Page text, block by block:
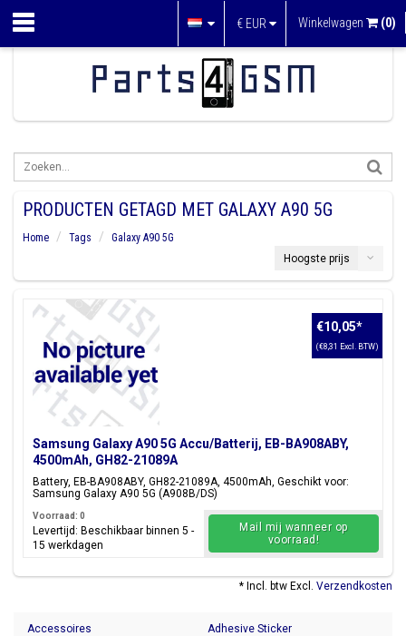
€ EUR Winkelwagen (0)
PRODUCTEN GETAGD MET GALAXY A90 5G
Home Tags
Galaxy A90 5G
Hoogste prijs
Samsung Galaxy A90 5G Accu/Batterij, EB-BA908ABY,
4500mAh, GH82-21089A
Battery, EB-BA908ABY, GH82-21089A, 4500mAh, Geschikt voor:
Samsung Galaxy A90 5G (A908B/DS)
€10,05*
(€8,31 Excl. BTW)
Voorraad: 0
Levertijd: Beschikbaar binnen 5 -
15 werkdagen
Mail mij wanneer op
voorraad!
* Incl. btw Excl. Verzendkosten
Accessoires
Adhesive Sticker